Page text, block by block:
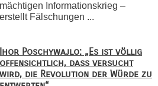
mächtigen Informationskrieg –
erstellt Fälschungen ...
Ihor Poschywajlo: „Es ist völlig
offensichtlich, dass versucht
wird, die Revolution der Würde zu